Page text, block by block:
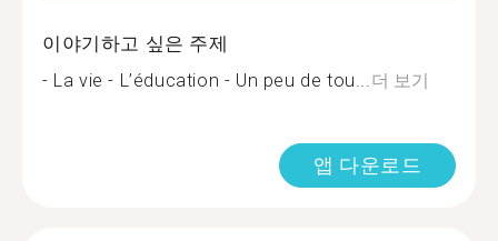
이야기하고 싶은 주제
- La vie - L’éducation - Un peu de tou...더 보기
앱 다운로드